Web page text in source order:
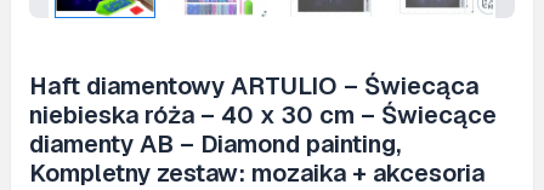
Haft diamentowy ARTULIO – Świecąca
niebieska róża – 40 x 30 cm – Świecące
diamenty AB – Diamond painting,
Kompletny zestaw: mozaika + akcesoria